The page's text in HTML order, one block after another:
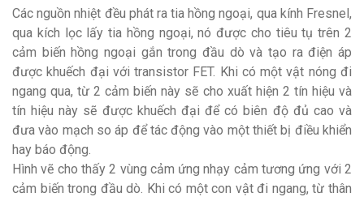
Các nguồn nhiệt đều phát ra tia hồng ngoại, qua kính Fresnel,
qua kích lọc lấy tia hồng ngoại, nó được cho tiêu tụ trên 2
cảm biến hồng ngoại gắn trong đầu dò và tạo ra điện áp
được khuếch đại với transistor FET. Khi có một vật nóng đi
ngang qua, từ 2 cảm biến này sẽ cho xuất hiện 2 tín hiệu và
tín hiệu này sẽ được khuếch đại để có biên độ đủ cao và
đưa vào mạch so áp để tác động vào một thiết bị điều khiển
hay báo động.
Hình vẽ cho thấy 2 vùng cảm ứng nhạy cảm tương ứng với 2
cảm biến trong đầu dò. Khi có một con vật đi ngang, từ thân